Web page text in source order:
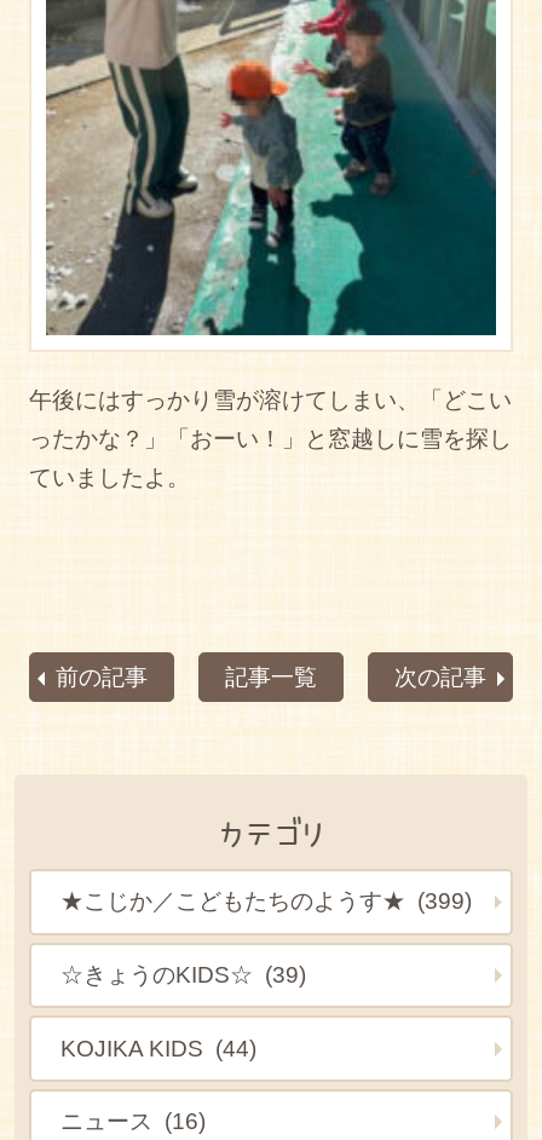
午後にはすっかり雪が溶けてしまい、「どこい
ったかな？」「おーい！」と窓越しに雪を探し
ていましたよ。
前の記事 記事一覧 次の記事
カテゴリ
★こじか／こどもたちのようす★ (399)
☆きょうのKIDS☆ (39)
KOJIKA KIDS (44)
ニュース (16)